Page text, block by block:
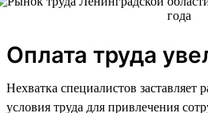
Оплата труда
Нехватка специалистов заставляет
условия труда для привлечения